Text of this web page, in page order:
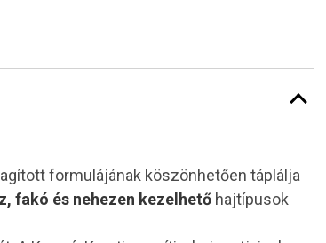
formulájának köszönhetően táplálja
fakó és nehezen kezelhető hajtípusok